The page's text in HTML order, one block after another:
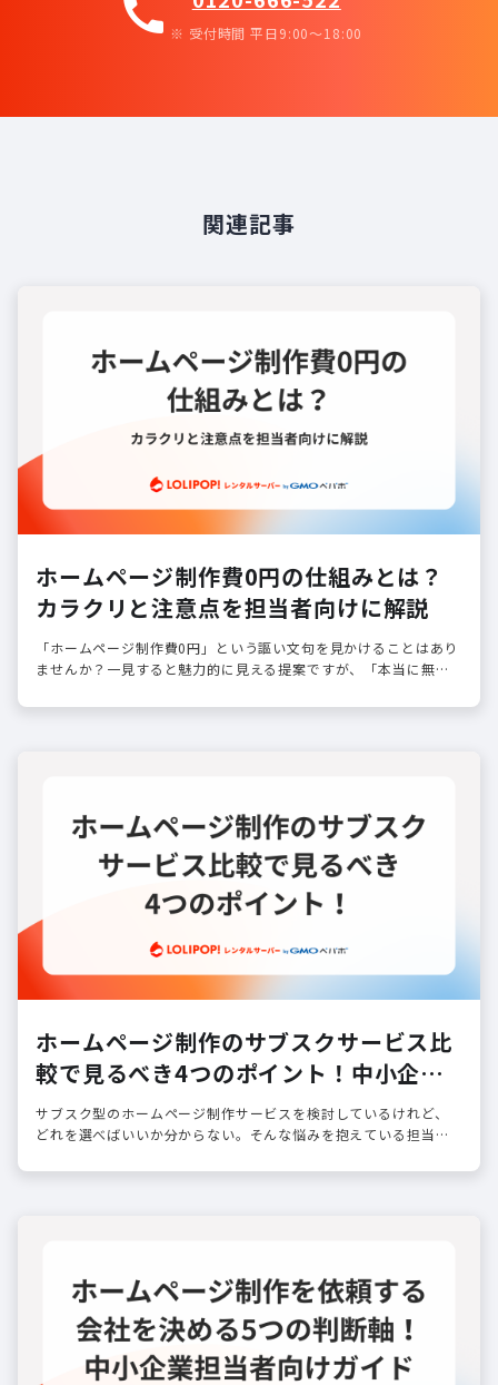
call ※ 受付時間 平日9:00〜18:00
関連記事
ホームページ制作費0円の仕組みとは？
カラクリと注意点を担当者向けに解説
「ホームページ制作費0円」という謳い文句を見かけることはあり
ませんか？一見すると魅力的に見える提案ですが、「本当に無料
じるのは自然なこと…
ホームページ制作のサブスクサービス比
較で見るべき4つのポイント！中小企業
担当者向けガイド
サブスク型のホームページ制作サービスを検討しているけれど、
どれを選べばいいか分からない。そんな悩みを抱えている担当者